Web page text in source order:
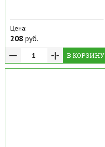
Цена:
208 руб.
В КОРЗИНУ